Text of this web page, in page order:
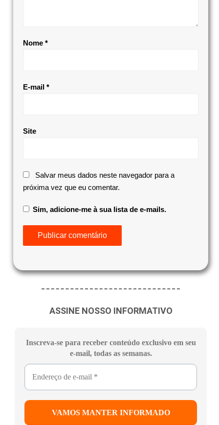
Nome *
E-mail *
Site
Salvar meus dados neste navegador para a
próxima vez que eu comentar.
Sim, adicione-me à sua lista de e-mails.
ASSINE NOSSO INFORMATIVO
Inscreva-se para receber conteúdo exclusivo em seu
e-mail, todas as semanas.